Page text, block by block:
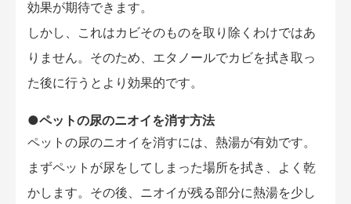
効果が期待できます。
しかし、これはカビそのものを取り除くわけではあ
りません。そのため、エタノールでカビを拭き取っ
た後に行うとより効果的です。
●ペットの尿のニオイを消す方法
ペットの尿のニオイを消すには、熱湯が有効です。
まずペットが尿をしてしまった場所を拭き、よく乾
かします。その後、ニオイが残る部分に熱湯を少し